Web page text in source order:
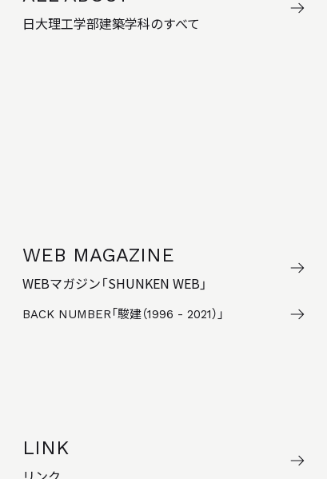
日大理工学部建築学科のすべて
WEB MAGAZINE
WEBマガジン「SHUNKEN WEB」
BACK NUMBER「駿建（1996 - 2021）」
LINK